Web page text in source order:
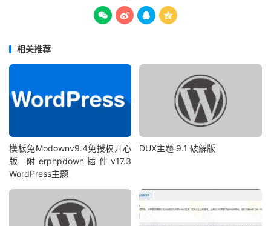
   
相关推荐
模板兔Modownv9.4免授权开心
版 附erphpdown插件v17.3
WordPress主题
DUX主题 9.1 破解版